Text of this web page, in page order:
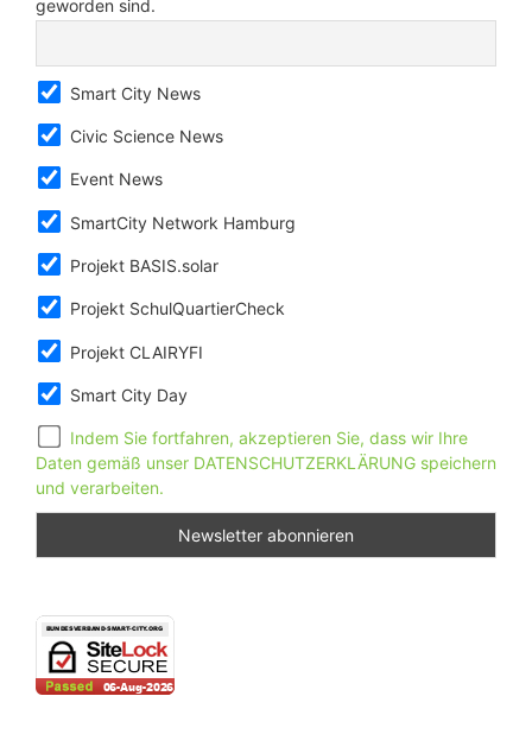
geworden sind.
Smart City News
Civic Science News
Event News
SmartCity Network Hamburg
Projekt BASIS.solar
Projekt SchulQuartierCheck
Projekt CLAIRYFI
Smart City Day
Indem Sie fortfahren, akzeptieren Sie, dass wir Ihre
Daten gemäß unser DATENSCHUTZERKLÄRUNG speichern
und verarbeiten.